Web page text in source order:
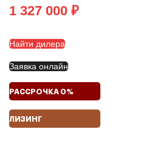
₽
Найти дилера
Заявка онлайн
РАССРОЧКА 0%
ЛИЗИНГ